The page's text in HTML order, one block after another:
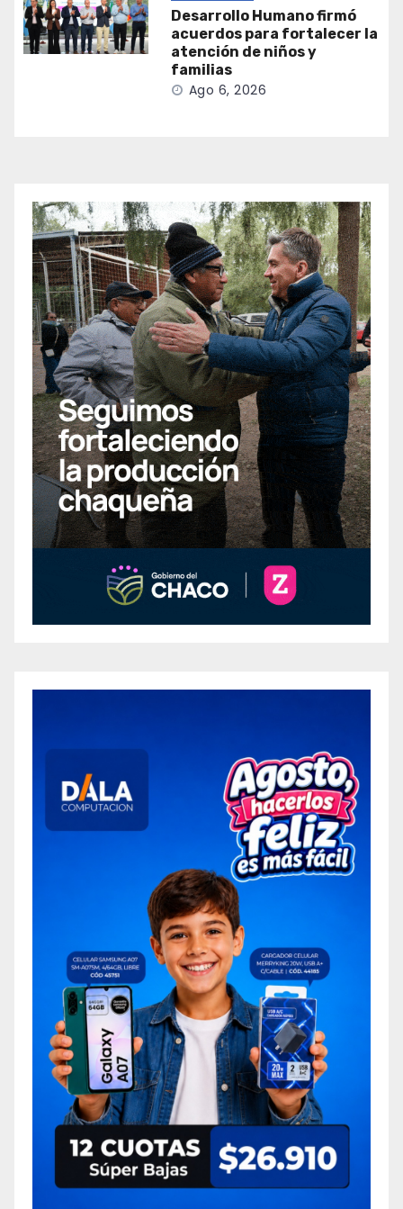
Desarrollo Humano firmó
acuerdos para fortalecer la
atención de niños y
familias
Ago 6, 2026